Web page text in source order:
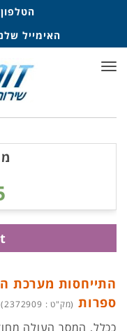
האימייל
תפריט
התייחסות מערכת
ספרות (מק"ט : 2372909)
ככלל, המסר העולה